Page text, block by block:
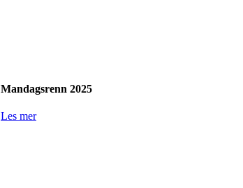
Mandagsrenn 2025
Les mer